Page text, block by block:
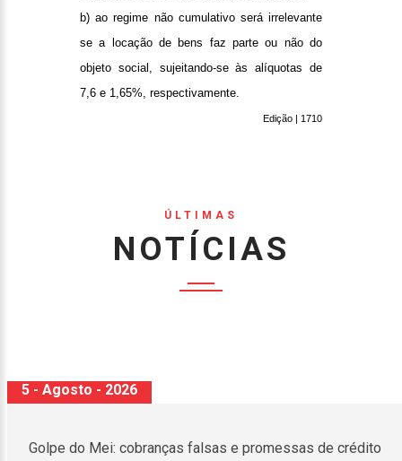
b) ao regime não cumulativo será irrelevante
se a locação de bens faz parte ou não do
objeto social, sujeitando-se às alíquotas de
7,6 e 1,65%, respectivamente.
Edição | 1710
ÚLTIMAS
NOTÍCIAS
5 - Agosto - 2026
Receita Federal publica alteração nas regras de